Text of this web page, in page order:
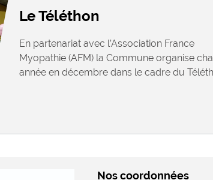
Le Téléthon
En partenariat avec l’Association France
Myopathie (AFM) la Commune organise
année en décembre dans le cadre du
Nos coordonnées